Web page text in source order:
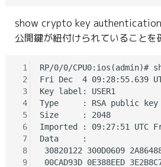
show crypto key authentication
公開鍵が紐付けられていることを
1
2
3
4
5
6
7
8
9
RP/0/0/
Fri Dec  4 09:28:55.639
Key label: USER1
Type     : RSA public
Size     : 2048
Imported : 09:27:51 UTC
Data     :
30820122 300D0609
00CAD93D 0E388EED